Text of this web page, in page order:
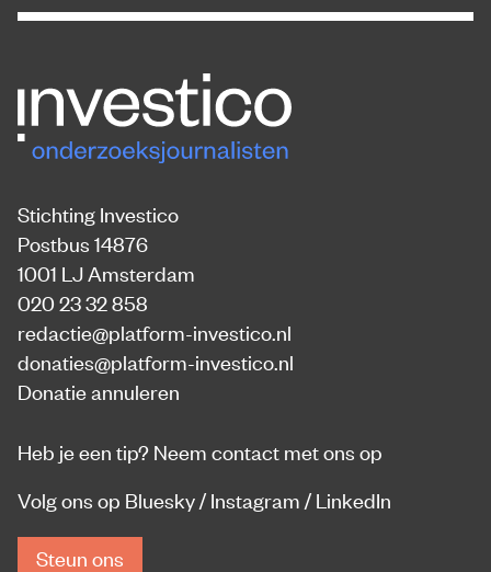
Stichting Investico
Postbus 14876
1001 LJ Amsterdam
020 23 32 858
redactie@platform-investico.nl
donaties@platform-investico.nl
Donatie annuleren
Heb je een tip? Neem contact met ons op
Volg ons op Bluesky/ Instagram / LinkedIn
Steun ons